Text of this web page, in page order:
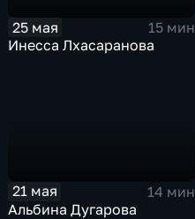
25 мая
15 мин
Инесса Лхасаранова
21 мая
14 мин
Альбина Дугарова